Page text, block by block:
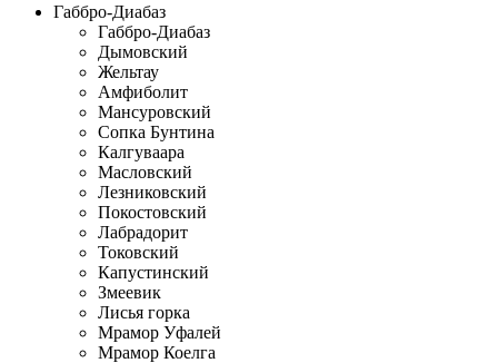
Габбро-Диабаз
Габбро-Диабаз
Дымовский
Жельтау
Амфиболит
Мансуровский
Сопка Бунтина
Калгуваара
Масловский
Лезниковский
Покостовский
Лабрадорит
Токовский
Капустинский
Змеевик
Лисья горка
Мрамор Уфалей
Мрамор Коелга